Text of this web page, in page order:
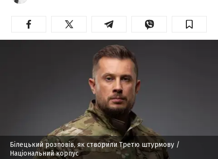
Білецький розповів, як створили Третю штурмову /
Національний корпус